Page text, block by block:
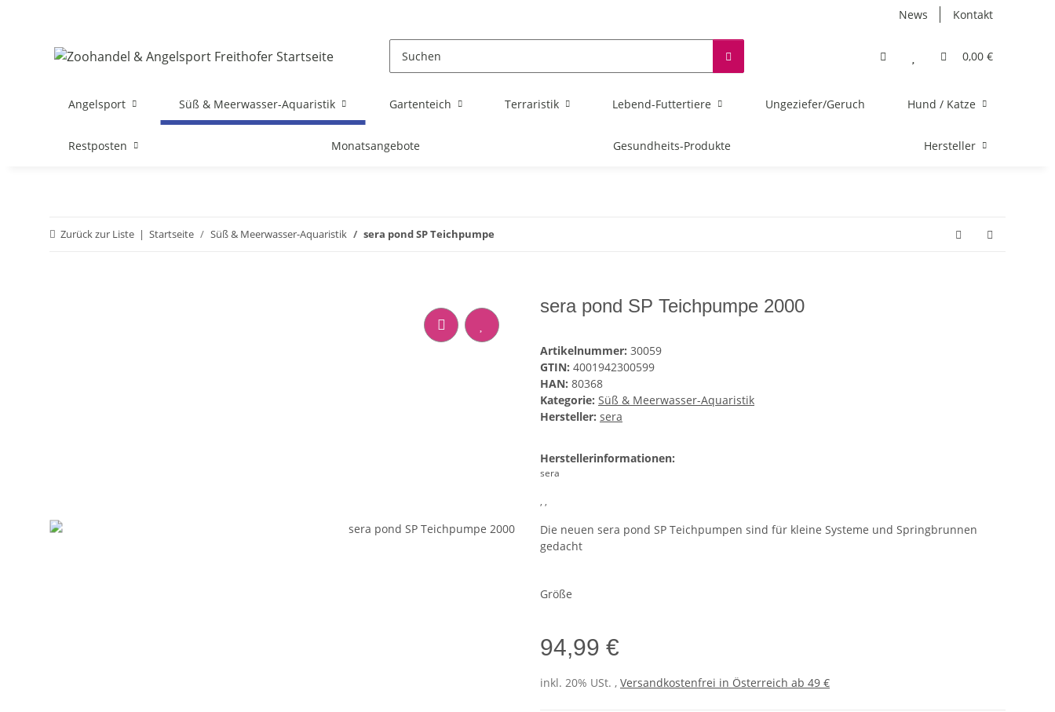
News Kontakt
0,00 €
Angelsport Süß & Meerwasser-Aquaristik Gartenteich Terraristik Lebend-Futtertiere Ungeziefer/Geruch Hund / Katze
Restposten Monatsangebote Gesundheits-Produkte Hersteller
Zurück zur Liste Startseite Süß & Meerwasser-Aquaristik sera pond SP Teichpumpe
sera pond SP Teichpumpe 2000
Artikelnummer: 30059
GTIN: 4001942300599
HAN: 80368
Kategorie: Süß & Meerwasser-Aquaristik
Hersteller: sera
Herstellerinformationen:
sera
, ,
Die neuen sera pond SP Teichpumpen sind für kleine Systeme und Springbrunnen
gedacht
Größe
94,99 €
inkl. 20% USt. , Versandkostenfrei in Österreich ab 49 €